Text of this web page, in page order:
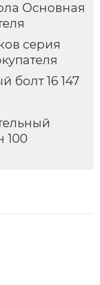
Основная
серия
болт 16 147
100